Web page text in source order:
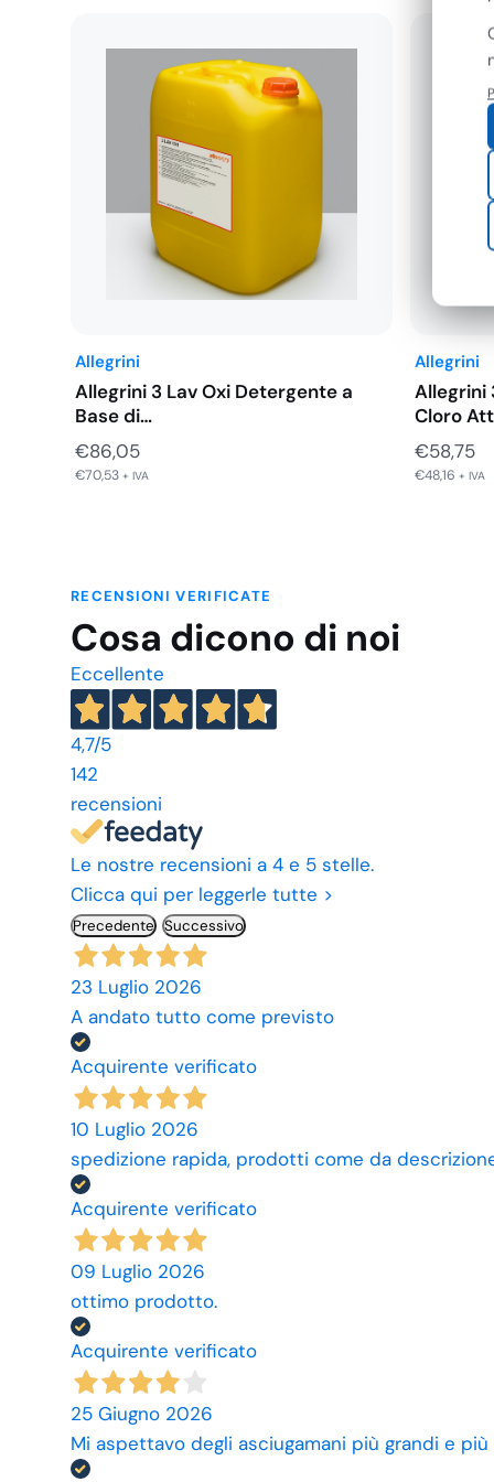
Allegrini
Allegrini 3 Lav Oxi Detergente a
Base di…
€86,05
€70,53 + IVA
Allegrini
Allegrini
Cloro
€58,75
€48,16 + IVA
RECENSIONI VERIFICATE
Cosa dicono di noi
Eccellente
4,7/5
142
recensioni
Le nostre recensioni a 4 e 5 stelle.
Clicca qui per leggerle tutte >
Precedente Successivo
23 Luglio 2026
A andato tutto come previsto
Acquirente verificato
10 Luglio 2026
spedizione rapida, prodotti come da
Acquirente verificato
09 Luglio 2026
ottimo prodotto.
Acquirente verificato
25 Giugno 2026
Mi aspettavo degli asciugamani più grandi e